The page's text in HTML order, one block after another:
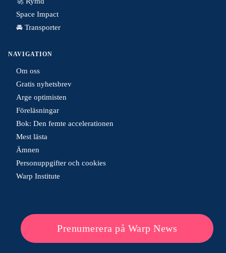
Space Impact
🚘 Transporter
NAVIGATION
Om oss
Gratis nyhetsbrev
Arge optimisten
Föreläsningar
Bok: Den femte accelerationen
Mest lästa
Ämnen
Personuppgifter och cookies
Warp Institute
Prenumerera på Warp News